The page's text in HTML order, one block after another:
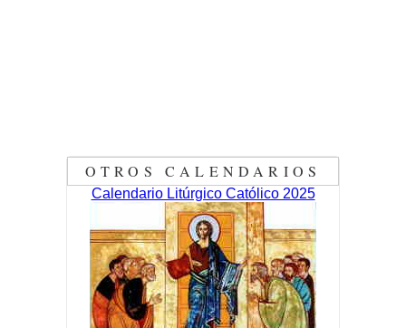
OTROS CALENDARIOS
Calendario Litúrgico Católico 2025